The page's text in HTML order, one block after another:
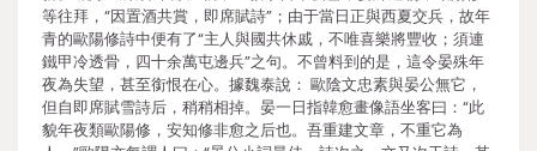
等往拜，“因置酒共賞，即席賦詩”；由于當日正與西夏交兵，故年
青的歐陽修詩中便有了“主人與國共休戚，不唯喜樂將豐收；須連
鐵甲冷透骨，四十余萬屯邊兵”之句。不曾料到的是，這令晏殊年
夜為失望，甚至銜恨在心。據魏泰說： 歐陰文忠素與晏公無它，
但自即席賦雪詩后，稍稍相掉。晏一日指韓愈畫像語坐客曰：“此
貌年夜類歐陽修，安知修非愈之后也。吾重建文章，不重它為